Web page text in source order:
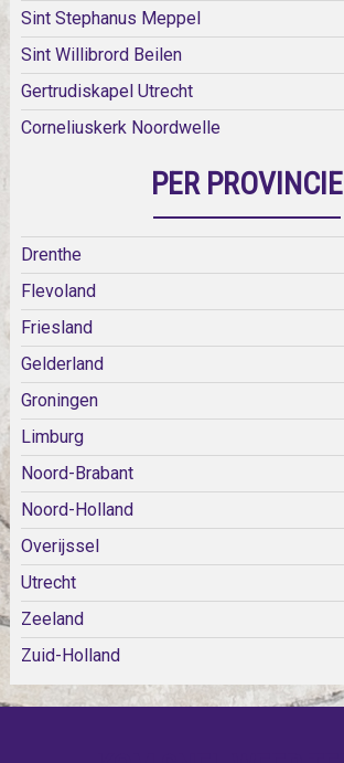
Sint Stephanus Meppel
Sint Willibrord Beilen
Gertrudiskapel Utrecht
Corneliuskerk Noordwelle
PER PROVINCIE
Drenthe
Flevoland
Friesland
Gelderland
Groningen
Limburg
Noord-Brabant
Noord-Holland
Overijssel
Utrecht
Zeeland
Zuid-Holland